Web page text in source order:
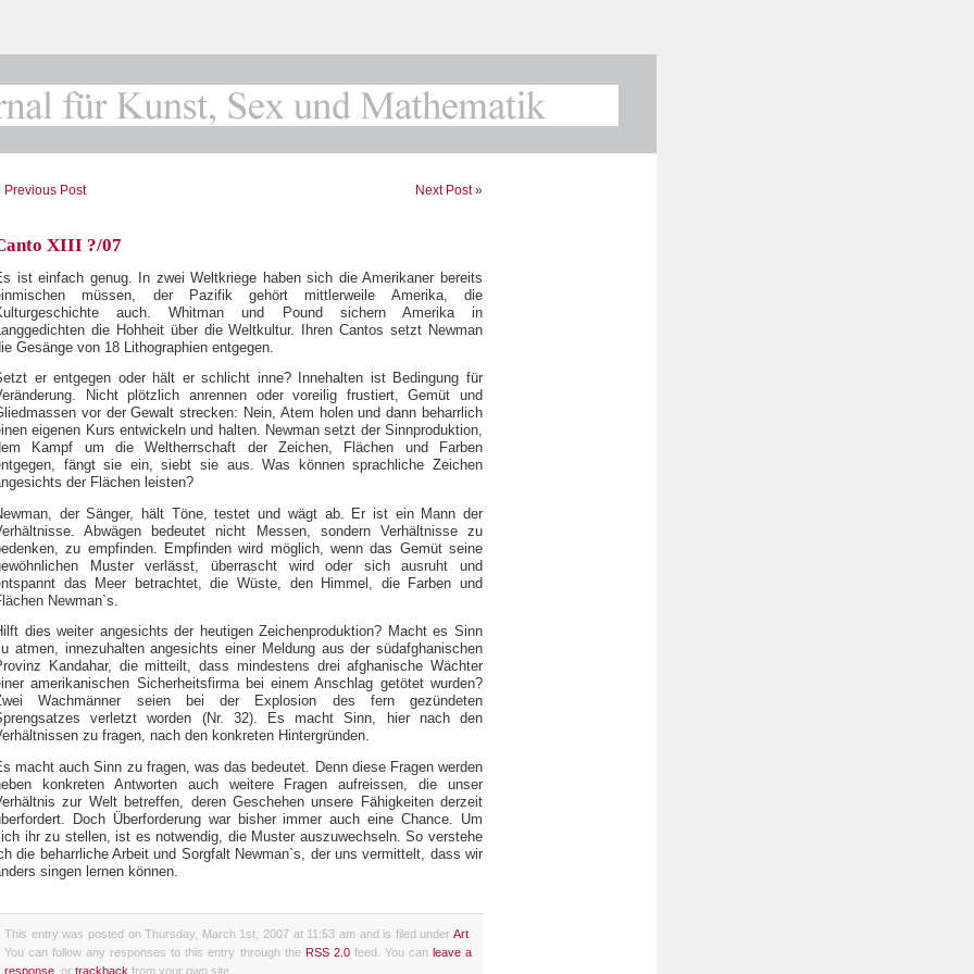
Previous Post Next Post»
XIII ?/07
ist einfach genug. In zwei Weltkriege haben sich die Amerikaner bereits
müssen, der Pazifik gehört mittlerweile Amerika, die
auch. Whitman und Pound sichern Amerika in
die Hohheit über die Weltkultur. Ihren Cantos setzt Newman
Gesänge von 18 Lithographien entgegen.
er entgegen oder hält er schlicht inne? Innehalten ist Bedingung für
Nicht plötzlich anrennen oder voreilig frustiert, Gemüt und
vor der Gewalt strecken: Nein, Atem holen und dann beharrlich
eigenen Kurs entwickeln und halten. Newman setzt der Sinnproduktion,
Kampf um die Weltherrschaft der Zeichen, Flächen und Farben
fängt sie ein, siebt sie aus. Was können sprachliche Zeichen
der Flächen leisten?
der Sänger, hält Töne, testet und wägt ab. Er ist ein Mann der
Abwägen bedeutet nicht Messen, sondern Verhältnisse zu
zu empfinden. Empfinden wird möglich, wenn das Gemüt seine
Muster verlässt, überrascht wird oder sich ausruht und
das Meer betrachtet, die Wüste, den Himmel, die Farben und
Newman`s.
dies weiter angesichts der heutigen Zeichenproduktion? Macht es Sinn
atmen, innezuhalten angesichts einer Meldung aus der südafghanischen
Kandahar, die mitteilt, dass mindestens drei afghanische Wächter
amerikanischen Sicherheitsfirma bei einem Anschlag getötet wurden?
Wachmänner seien bei der Explosion des fern gezündeten
verletzt worden (Nr. 32). Es macht Sinn, hier nach den
zu fragen, nach den konkreten Hintergründen.
macht auch Sinn zu fragen, was das bedeutet. Denn diese Fragen werden
konkreten Antworten auch weitere Fragen aufreissen, die unser
zur Welt betreffen, deren Geschehen unsere Fähigkeiten derzeit
Doch Überforderung war bisher immer auch eine Chance. Um
ihr zu stellen, ist es notwendig, die Muster auszuwechseln. So verstehe
die beharrliche Arbeit und Sorgfalt Newman`s, der uns vermittelt, dass wir
singen lernen können.
This entry was posted on Thursday, March 1st, 2007 at 11:53 am and is filed under Art
You can follow any responses to this entry through the RSS 2.0feed. You can leave a
response , or trackback from your own site.